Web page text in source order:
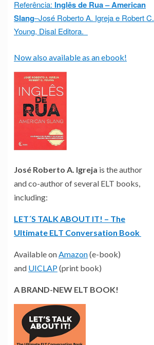
Referência: Inglês de Rua – American
Slang–José Roberto A. Igreja e Robert C.
Young, Disal Editora.
Now also available as an ebook!
José Roberto A. Igreja is the author
and co-author of several ELT books,
including:
LET´S TALK ABOUT IT! – The
Ultimate ELT Conversation Book
Available onAmazon(e-book)
and UICLAP(print book)
A BRAND-NEW ELT BOOK!